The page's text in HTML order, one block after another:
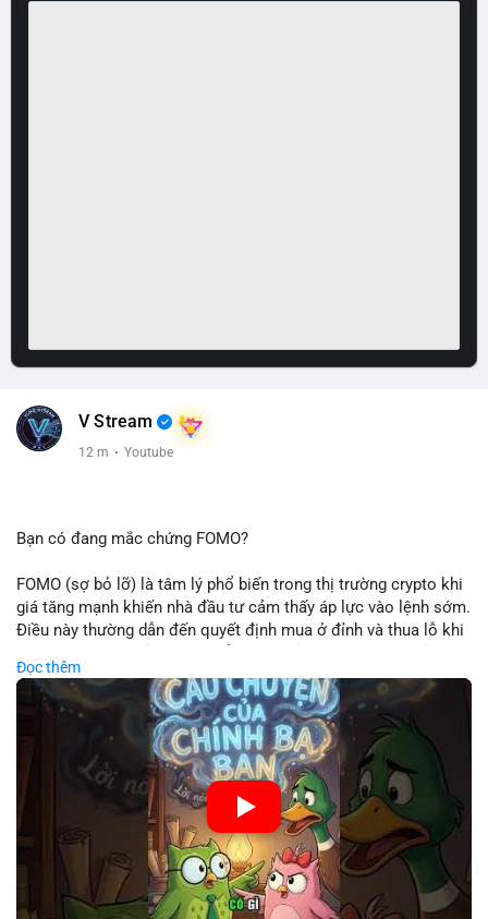
V Stream
12 m · Youtube
Bạn có đang mắc chứng FOMO?
FOMO (sợ bỏ lỡ) là tâm lý phổ biến trong thị trường crypto khi
giá tăng mạnh khiến nhà đầu tư cảm thấy áp lực vào lệnh sớm.
Điều này thường dẫn đến quyết định mua ở đỉnh và thua lỗ khi
chiến lược đầu tư rõ ràng.
🎥 Xem video trực tiếp tại:
Nguồn: Cú Thông Thái
Đọc thêm